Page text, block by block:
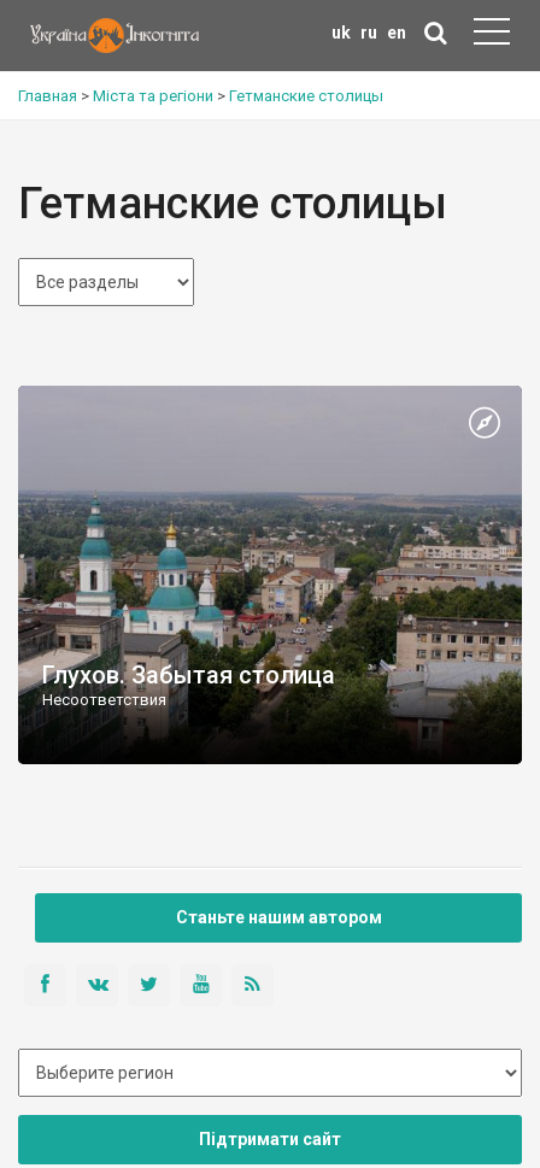
uk ru en
Главная > Міста та регіони > Гетманские столицы
Гетманские столицы
Глухов. Забытая столица
Несоответствия
Станьте нашим автором
Підтримати сайт